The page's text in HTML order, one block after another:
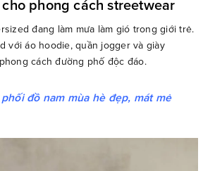
phong cách streetwear
đang làm mưa làm gió trong giới trẻ.
với áo hoodie, quần jogger và giày
cách đường phố độc đáo.
đồ nam mùa hè đẹp, mát mẻ